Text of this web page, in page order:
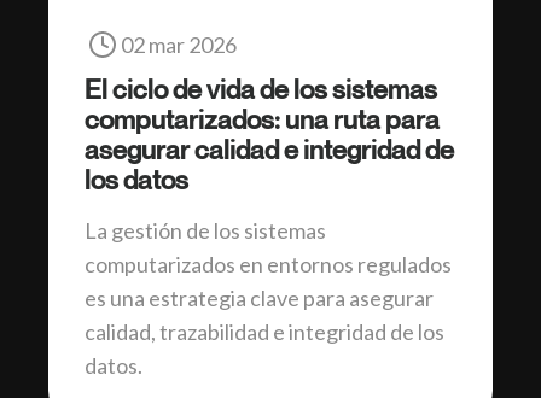
02 mar 2026
El ciclo de vida de los sistemas
computarizados: una ruta para
asegurar calidad e integridad de
los datos
La gestión de los sistemas
computarizados en entornos regulados
es una estrategia clave para asegurar
calidad, trazabilidad e integridad de los
datos.